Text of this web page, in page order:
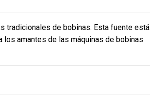
tradicionales de bobinas. Esta fuente está
los amantes de las máquinas de bobinas